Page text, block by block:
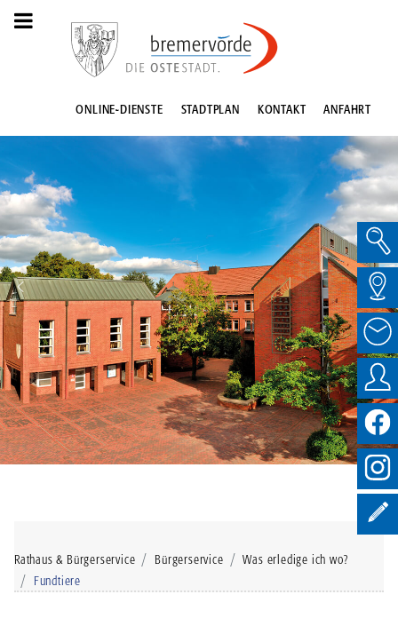
ONLINE-DIENSTE STADTPLAN KONTAKT ANFAHRT
Rathaus & Bürgerservice Bürgerservice
Was erledige ich wo?
Fundtiere